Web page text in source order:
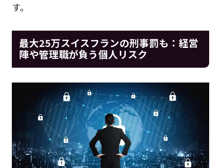
す。
最大25万スイスフランの刑事罰も：経営
陣や管理職が負う個人リスク